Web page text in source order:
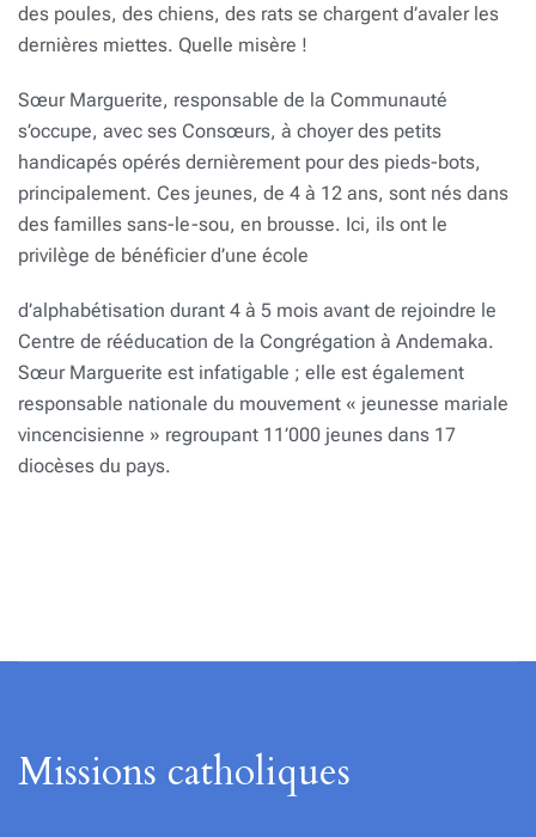
des poules, des chiens, des rats se chargent d’avaler les
dernières miettes. Quelle misère !
Sœur Marguerite, responsable de la Communauté
s’occupe, avec ses Consœurs, à choyer des petits
handicapés opérés dernièrement pour des pieds-bots,
principalement. Ces jeunes, de 4 à 12 ans, sont nés dans
des familles sans-le-sou, en brousse. Ici, ils ont le
privilège de bénéficier d’une école
d’alphabétisation durant 4 à 5 mois avant de rejoindre le
Centre de rééducation de la Congrégation à Andemaka.
Sœur Marguerite est infatigable ; elle est également
responsable nationale du mouvement « jeunesse mariale
vincencisienne » regroupant 11’000 jeunes dans 17
diocèses du pays.
Missions catholiques